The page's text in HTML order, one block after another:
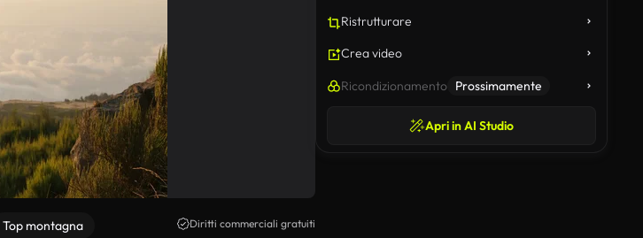
Top montagna
Diritti commerciali gratuiti
Ristrutturare
Crea video
Ricondizionamento Prossimamente
Apri in AI Studio